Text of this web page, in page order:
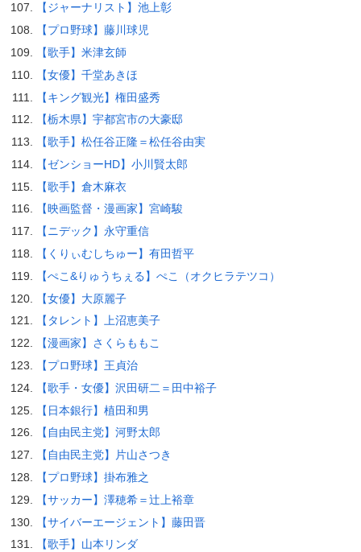
【ジャーナリスト】池上彰
【プロ野球】藤川球児
【歌手】米津玄師
【女優】千堂あきほ
【キング観光】権田盛秀
【栃木県】宇都宮市の大豪邸
【歌手】松任谷正隆＝松任谷由実
【ゼンショーHD】小川賢太郎
【歌手】倉木麻衣
【映画監督・漫画家】宮崎駿
【ニデック】永守重信
【くりぃむしちゅー】有田哲平
【ぺこ&りゅうちぇる】ぺこ（オクヒラテツコ）
【女優】大原麗子
【タレント】上沼恵美子
【漫画家】さくらももこ
【プロ野球】王貞治
【歌手・女優】沢田研二＝田中裕子
【日本銀行】植田和男
【自由民主党】河野太郎
【自由民主党】片山さつき
【プロ野球】掛布雅之
【サッカー】澤穂希＝辻上裕章
【サイバーエージェント】藤田晋
【歌手】山本リンダ